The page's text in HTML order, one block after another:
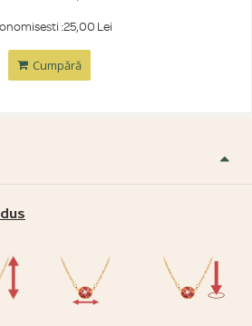
:25,00 Lei
Cumpără